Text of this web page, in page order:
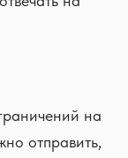
на
отправить,